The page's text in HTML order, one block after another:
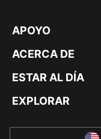
APOYO
ACERCA DE
ESTAR AL DÍA
EXPLORAR